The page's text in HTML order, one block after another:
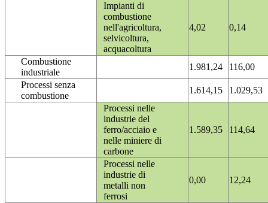
Impianti di
combustione
nell'agricoltura,
selvicoltura,
acquacoltura
4,02 0,14
Combustione
industriale
1.981,24
116,00
Processi senza
combustione
1.614,15
1.029,53
Processi nelle
industrie del
ferro/acciaio e
nelle miniere di
carbone
1.589,35 114,64
Processi nelle
industrie di
metalli non
ferrosi
0,00 12,24